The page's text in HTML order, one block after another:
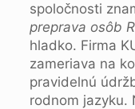
spoločnosti
preprava osôb
hladko. Firma
zameriava na
pravidelnú
rodnom jazyku.